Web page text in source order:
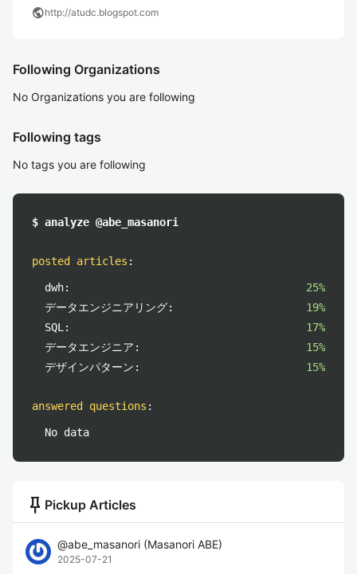
publichttp://atudc.blogspot.com
Following Organizations
No Organizations you are following
Following tags
No tags you are following
$ analyze @abe_masanori
posted articles :
dwh:
25%
データエンジニアリング:
19%
SQL:
17%
データエンジニア:
15%
デザインパターン:
15%
answered questions :
No data
push_pin Pickup Articles
@abe_masanori (Masanori ABE)
2025-07-21